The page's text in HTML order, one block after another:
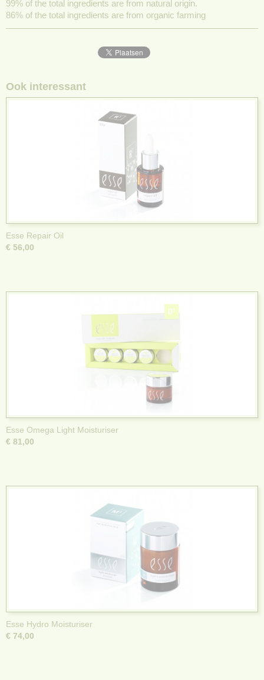
99% of the total ingredients are from natural origin.
86% of the total ingredients are from organic farming
Ook interessant
Esse Repair Oil
€ 56,00
Esse Omega Light Moisturiser
€ 81,00
Esse Hydro Moisturiser
€ 74,00